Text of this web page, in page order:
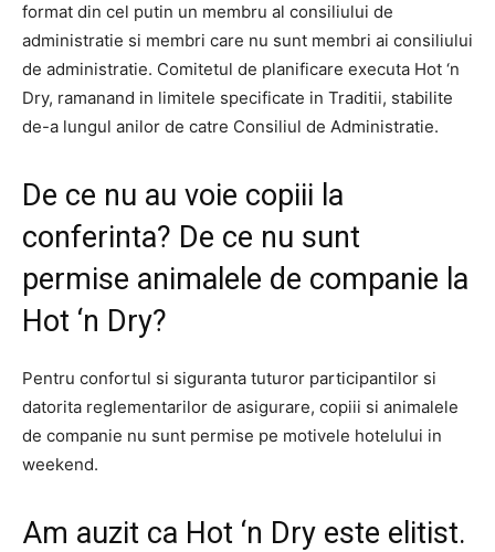
format din cel putin un membru al consiliului de
administratie si membri care nu sunt membri ai consiliului
de administratie. Comitetul de planificare executa Hot ‘n
Dry, ramanand in limitele specificate in Traditii, stabilite
de-a lungul anilor de catre Consiliul de Administratie.
De ce nu au voie copiii la
conferinta? De ce nu sunt
permise animalele de companie la
Hot ‘n Dry?
Pentru confortul si siguranta tuturor participantilor si
datorita reglementarilor de asigurare, copiii si animalele
de companie nu sunt permise pe motivele hotelului in
weekend.
Am auzit ca Hot ‘n Dry este elitist.